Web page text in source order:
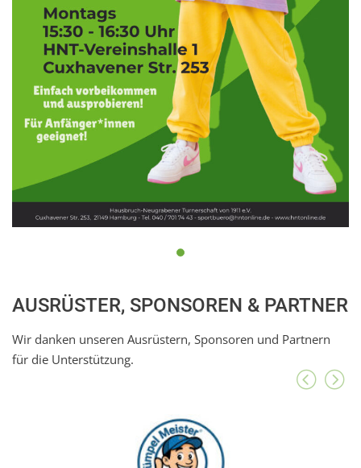
AUSRÜSTER, SPONSOREN & PARTNER
Wir danken unseren Ausrüstern, Sponsoren und Partnern
für die Unterstützung.